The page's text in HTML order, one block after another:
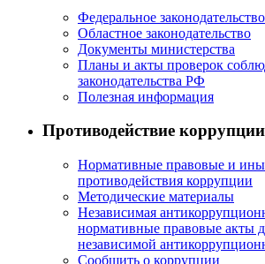
Федеральное законодательство
Областное законодательство
Документы министерства
Планы и акты проверок
законодательства РФ
Полезная информация
Противодействие коррупции
Нормативные правовые и
противодействия коррупции
Методические материалы
Независимая
нормативные правовые акты
независимой
Сообщить о коррупции